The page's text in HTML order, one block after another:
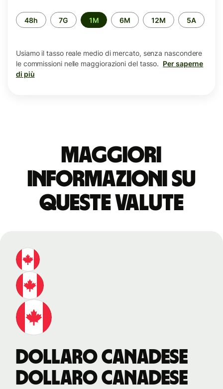
Periodo
di
48h 7G 1M 6M 12M 5A
Usiamo il tasso reale medio di mercato, senza nascondere
le commissioni nelle maggiorazioni del tasso. Per saperne
di più
Maggiori
informazioni su
queste valute
dollaro canadese
dollaro canadese